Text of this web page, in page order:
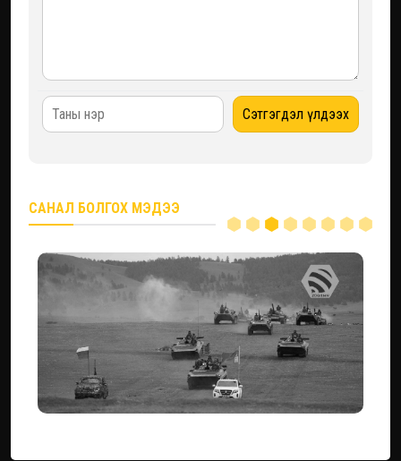
САНАЛ БОЛГОХ МЭДЭЭ